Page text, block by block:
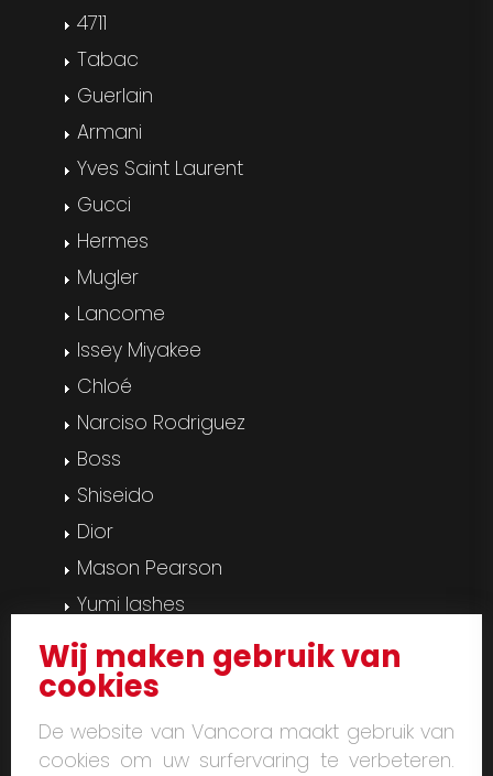
4711
Tabac
Guerlain
Armani
Yves Saint Laurent
Gucci
Hermes
Mugler
Lancome
Issey Miyakee
Chloé
Narciso Rodriguez
Boss
Shiseido
Dior
Mason Pearson
Yumi lashes
Pedicure & manicure
Massage
LPG Endermologie
Wij maken gebruik van
cookies
De website van Vancora maakt gebruik van
cookies om uw surfervaring te verbeteren.